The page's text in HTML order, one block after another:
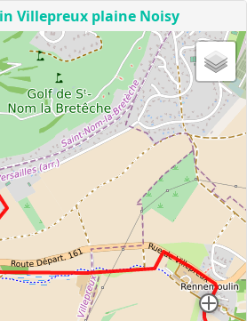
Villepreux plaine Noisy